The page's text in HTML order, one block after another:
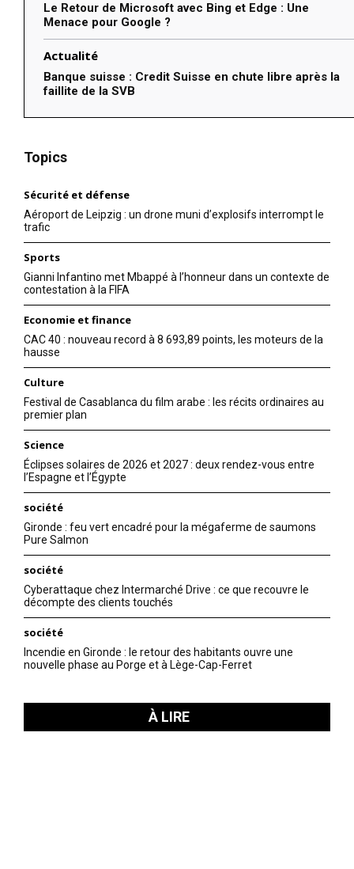
Le Retour de Microsoft avec Bing et Edge : Une
Menace pour Google ?
Actualité
Banque suisse : Credit Suisse en chute libre après la
faillite de la SVB
Topics
Sécurité et défense
Aéroport de Leipzig : un drone muni d’explosifs interrompt le
trafic
Sports
Gianni Infantino met Mbappé à l’honneur dans un contexte de
contestation à la FIFA
Economie et finance
CAC 40 : nouveau record à 8 693,89 points, les moteurs de la
hausse
Culture
Festival de Casablanca du film arabe : les récits ordinaires au
premier plan
Science
Éclipses solaires de 2026 et 2027 : deux rendez-vous entre
l’Espagne et l’Égypte
société
Gironde : feu vert encadré pour la mégaferme de saumons
Pure Salmon
société
Cyberattaque chez Intermarché Drive : ce que recouvre le
décompte des clients touchés
société
Incendie en Gironde : le retour des habitants ouvre une
nouvelle phase au Porge et à Lège-Cap-Ferret
À LIRE